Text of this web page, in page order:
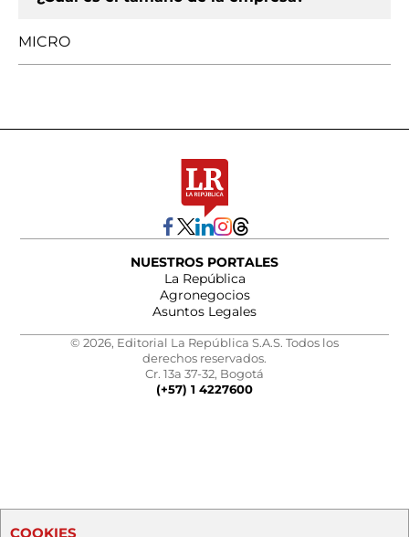
MICRO
NUESTROS PORTALES
La República
Agronegocios
Asuntos Legales
© 2026, Editorial La República S.A.S. Todos los
derechos reservados.
Cr. 13a 37-32, Bogotá
(+57) 1 4227600
COOKIES